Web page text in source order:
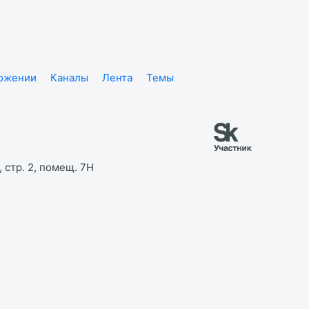
Каналы Лента
Темы
стр. 2, помещ. 7Н